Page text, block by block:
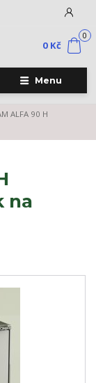
Menu
0
0 Kč
ALFA 90 H
na